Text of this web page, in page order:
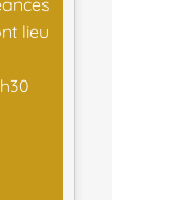
lieu